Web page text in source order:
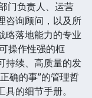
门负责人、运营
咨询顾问，以及所
略落地能力的专业
操作性强的框
持续、高质量的发
确的事”的管理哲
的细节手册。